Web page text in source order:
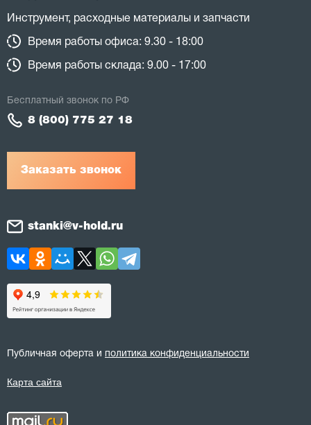
Инструмент, расходные материалы и запчасти
Время работы офиса: 9.30 - 18:00
Время работы склада: 9.00 - 17:00
Заказать звонок
Бесплатный звонок по РФ
8 (800) 775 27 18
stanki@v-hold.ru
Публичная оферта и политика конфиденциальности
Карта сайта